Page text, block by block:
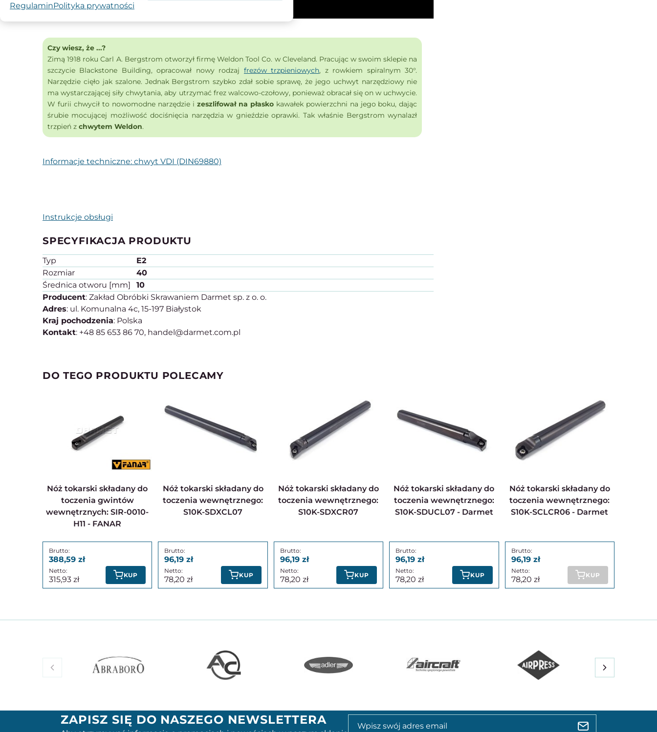
Czy wiesz, że ...?
Zimą 1918 roku Carl A. Bergstrom otworzył firmę Weldon Tool Co. w Cleveland. Pracując w swoim sklepie na
szczycie Blackstone Building, opracował nowy rodzaj frezów trzpieniowych, z rowkiem spiralnym 30°.
Narzędzie cięło jak szalone. Jednak Bergstrom szybko zdał sobie sprawę, że jego uchwyt narzędziowy nie
ma wystarczającej siły chwytania, aby utrzymać frez walcowo-czołowy, ponieważ obracał się on w uchwycie.
W furii chwycił to nowomodne narzędzie i zeszlifował na płaskokawałek powierzchni na jego boku, dając
śrubie mocującej możliwość dociśnięcia narzędzia w gnieździe oprawki. Tak właśnie Bergstrom wynalazł
trzpień z chwytem Weldon.
Informacje techniczne: chwyt VDI (DIN69880)
Instrukcje obsługi
SPECYFIKACJA PRODUKTU
Typ
E2
Rozmiar
40
Średnica otworu [mm]
10
Producent: Zakład Obróbki Skrawaniem Darmet sp. z o. o.
Adres: ul. Komunalna 4c, 15-197 Białystok
Kraj pochodzenia: Polska
Kontakt: +48 85 653 86 70, handel@darmet.com.pl
DO TEGO PRODUKTU POLECAMY
Nóż tokarski składany do
toczenia gwintów
wewnętrznych: SIR-0010-
H11 - FANAR
388,59
315,93 KUP
Nóż tokarski składany do
toczenia wewnętrznego:
S10K-SDXCL07
96,19
78,20 KUP
Nóż tokarski składany do
toczenia wewnętrznego:
S10K-SDXCR07
96,19
78,20 KUP
Nóż tokarski składany do
toczenia wewnętrznego:
S10K-SDUCL07 - Darmet
96,19
78,20 KUP
Nóż tokarski składany do
toczenia wewnętrznego:
S10K-SCLCR06 - Darmet
96,19
78,20 KUP
ZAPISZ SIĘ DO NASZEGO NEWSLETTERA
RegulaminPolityka prywatności